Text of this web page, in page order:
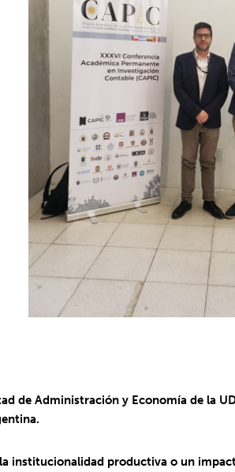
de Administración y Economía de la
institucionalidad productiva o un